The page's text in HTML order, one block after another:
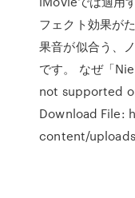
フェクト効果が
果音が似合う、
です。 なぜ「
not supported
Download File:
content/